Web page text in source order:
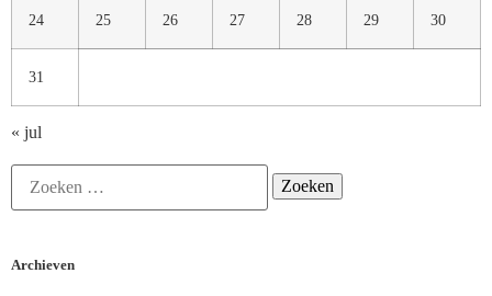
24 25 26 27 28 29 30
31
« jul
Archieven